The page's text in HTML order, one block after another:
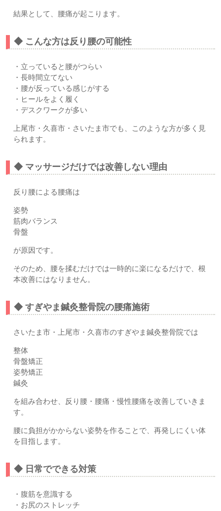
結果として、腰痛が起こります。
◆ こんな方は反り腰の可能性
・立っていると腰がつらい
・長時間立てない
・腰が反っている感じがする
・ヒールをよく履く
・デスクワークが多い
上尾市・久喜市・さいたま市でも、このような方が多く見
られます。
◆ マッサージだけでは改善しない理由
反り腰による腰痛は
姿勢
筋肉バランス
骨盤
が原因です。
そのため、腰を揉むだけでは一時的に楽になるだけで、根
本改善にはなりません。
◆ すぎやま鍼灸整骨院の腰痛施術
さいたま市・上尾市・久喜市のすぎやま鍼灸整骨院では
整体
骨盤矯正
姿勢矯正
鍼灸
を組み合わせ、反り腰・腰痛・慢性腰痛を改善していきま
す。
腰に負担がかからない姿勢を作ることで、再発しにくい体
を目指します。
◆ 日常でできる対策
・腹筋を意識する
・お尻のストレッチ